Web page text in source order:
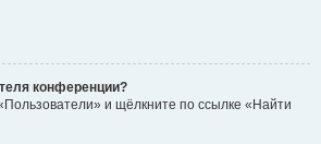
конференции?
и щёлкните по ссылке «Найти